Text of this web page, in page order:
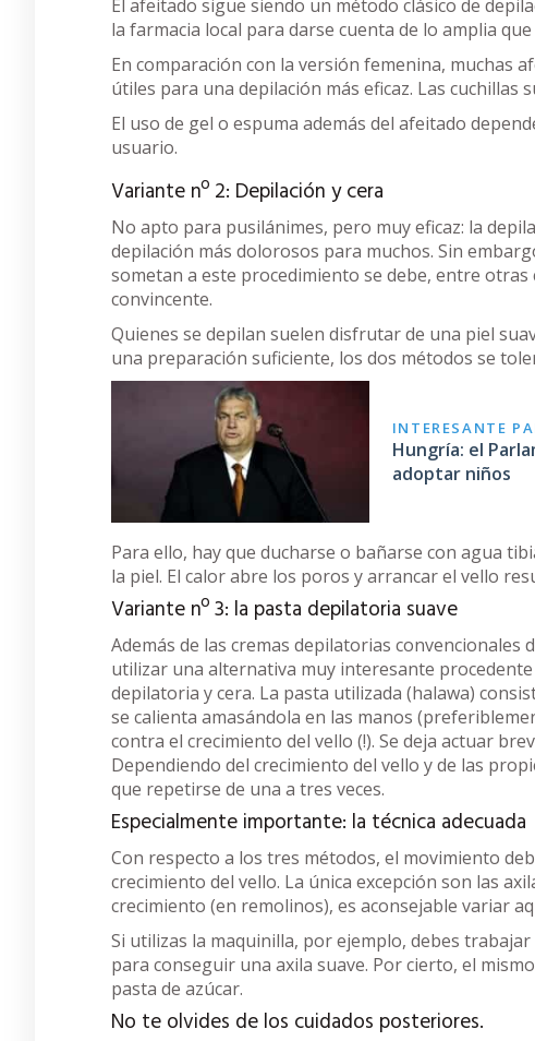
El afeitado sigue siendo un método clásico de
la farmacia local para darse cuenta de lo amplia que
En comparación con la versión femenina, muchas
útiles para una depilación más eficaz. Las cuchillas
El uso de gel o espuma además del afeitado
usuario.
Variante nº 2: Depilación y cera
No apto para pusilánimes, pero muy eficaz: la
depilación más dolorosos para muchos. Sin
sometan a este procedimiento se debe, entre
convincente.
Quienes se depilan suelen disfrutar de una piel
una preparación suficiente, los dos métodos se
INTERESANTE
Hungría: el
adoptar niños
Para ello, hay que ducharse o bañarse con agua
la piel. El calor abre los poros y arrancar el vello
Variante nº 3: la pasta depilatoria suave
Además de las cremas depilatorias convencionales
utilizar una alternativa muy interesante procedente
depilatoria y cera. La pasta utilizada (halawa)
se calienta amasándola en las manos
contra el crecimiento del vello (!). Se deja actuar
Dependiendo del crecimiento del vello y de las
que repetirse de una a tres veces.
Especialmente importante: la técnica adecuada
Con respecto a los tres métodos, el movimiento
crecimiento del vello. La única excepción son las
crecimiento (en remolinos), es aconsejable variar
Si utilizas la maquinilla, por ejemplo, debes
para conseguir una axila suave. Por cierto, el
pasta de azúcar.
No te olvides de los cuidados posteriores.